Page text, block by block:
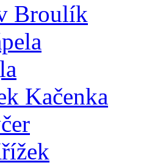
Broulík
Kačenka